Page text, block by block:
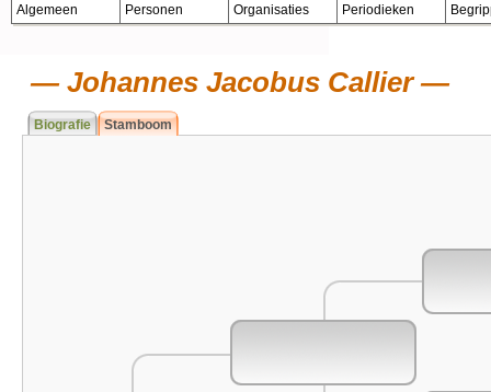
Algemeen Personen Organisaties Periodieken
Johannes Jacobus Callier
Biografie Stamboom